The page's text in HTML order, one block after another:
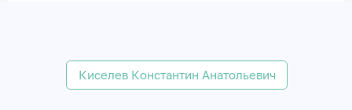
Киселев Константин Анатольевич